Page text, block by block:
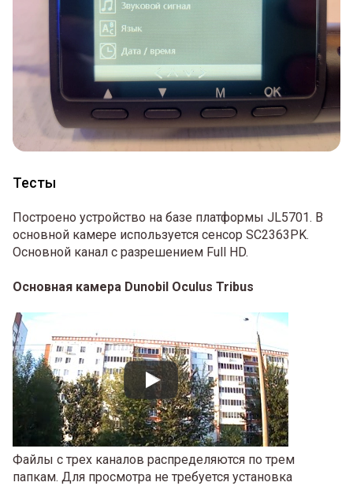
Тесты
Построено устройство на базе платформы JL5701. В
основной камере используется сенсор SC2363PK.
Основной канал с разрешением Full HD.
Основная камера Dunobil Oculus Tribus
Файлы с трех каналов распределяются по трем
папкам. Для просмотра не требуется установка